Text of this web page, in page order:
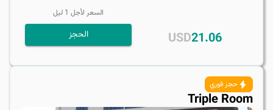
21.06
USD
السعر لأجل 1 ليل
الحجز
حجز فوري
Triple Room